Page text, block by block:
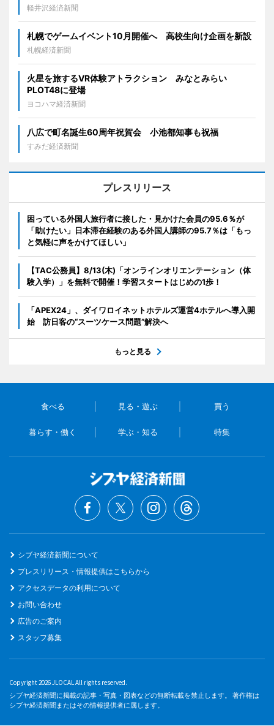
軽井沢経済新聞
札幌でゲームイベント10月開催へ 高校生向け企画を新設
札幌経済新聞
火星を旅するVR体験アトラクション みなとみらい
PLOT48に登場
ヨコハマ経済新聞
八広で町名誕生60周年祝賀会 小池都知事も祝福
すみだ経済新聞
プレスリリース
困っている外国人旅行者に接した・見かけた会員の95.6％が
「助けたい」日本滞在経験のある外国人講師の95.7％は「もっ
と気軽に声をかけてほしい」
【TAC公務員】8/13(木)「オンラインオリエンテーション（体
験入学）」を無料で開催！学習スタートはじめの1歩！
「APEX24」、ダイワロイネットホテルズ運営4ホテルへ導入開
始 訪日客の“スーツケース問題”解決へ
もっと見る
食べる 見る・遊ぶ 買う
暮らす・働く 学ぶ・知る 特集
シブヤ経済新聞について
プレスリリース・情報提供はこちらから
アクセスデータの利用について
お問い合わせ
広告のご案内
スタッフ募集
Copyright 2026 JLOCAL All rights reserved.
シブヤ経済新聞に掲載の記事・写真・図表などの無断転載を禁止します。 著作権は
シブヤ経済新聞またはその情報提供者に属します。